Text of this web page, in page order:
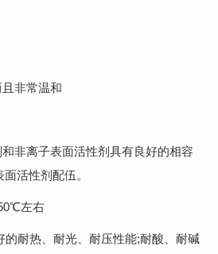
非常温和
非离子表面活性剂具有良好的相容
活性剂配伍。
左右
的耐热、耐光、耐压性能;耐酸、耐碱